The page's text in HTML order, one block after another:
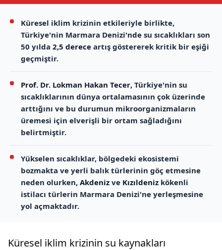
Küresel iklim krizinin etkileriyle birlikte,
Türkiye'nin Marmara Denizi'nde su sıcaklıkları son
50 yılda 2,5 derece artış göstererek kritik bir eşiği
geçmiştir.
Prof. Dr. Lokman Hakan Tecer, Türkiye'nin su
sıcaklıklarının dünya ortalamasının çok üzerinde
arttığını ve bu durumun mikroorganizmaların
üremesi için elverişli bir ortam sağladığını
belirtmiştir.
Yükselen sıcaklıklar, bölgedeki ekosistemi
bozmakta ve yerli balık türlerinin göç etmesine
neden olurken, Akdeniz ve Kızıldeniz kökenli
istilacı türlerin Marmara Denizi'ne yerleşmesine
yol açmaktadır.
Küresel iklim krizinin su kaynakları